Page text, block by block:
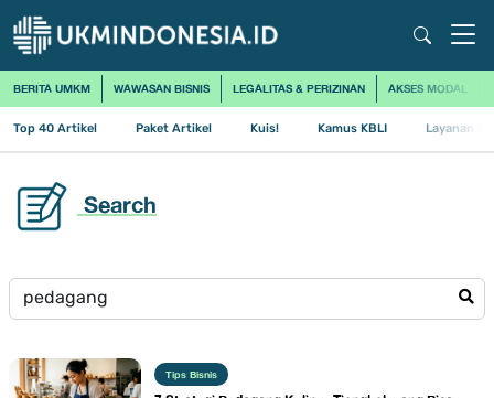
BERITA UMKM WAWASAN BISNIS LEGALITAS & PERIZINAN AKSES MODAL
Top 40 Artikel Paket Artikel Kuis! Kamus KBLI Layanan
Search
Tips Bisnis